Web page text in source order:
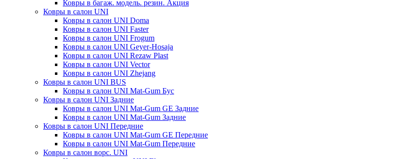
Ковры в багаж. модель. резин. Акция
Ковры в салон UNI
Ковры в салон UNI Doma
Ковры в салон UNI Faster
Ковры в салон UNI Frogum
Ковры в салон UNI Geyer-Hosaja
Ковры в салон UNI Rezaw Plast
Ковры в салон UNI Vector
Ковры в салон UNI Zhejang
Ковры в салон UNI BUS
Ковры в салон UNI Mat-Gum Бус
Ковры в салон UNI Задние
Ковры в салон UNI Mat-Gum GE Задние
Ковры в салон UNI Mat-Gum Задние
Ковры в салон UNI Передние
Ковры в салон UNI Mat-Gum GE Передние
Ковры в салон UNI Mat-Gum Передние
Ковры в салон ворс. UNI